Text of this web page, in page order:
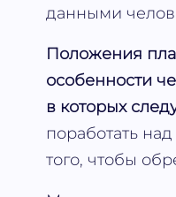
данными
Положения
особенности
в которых
поработать
того, чтобы